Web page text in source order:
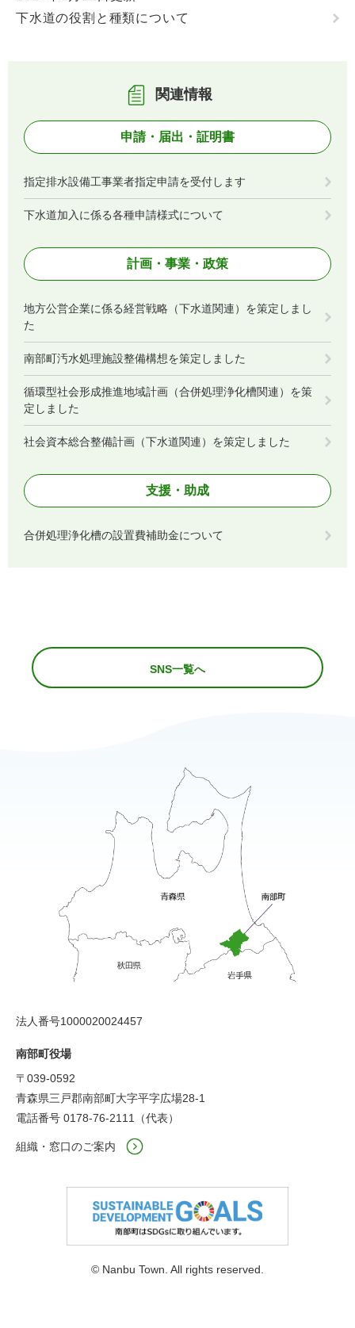
下水道の役割と種類について
関連情報
申請・届出・証明書
指定排水設備工事業者指定申請を受付します
下水道加入に係る各種申請様式について
計画・事業・政策
地方公営企業に係る経営戦略（下水道関連）を策定しまし
た
南部町汚水処理施設整備構想を策定しました
循環型社会形成推進地域計画（合併処理浄化槽関連）を策
定しました
社会資本総合整備計画（下水道関連）を策定しました
支援・助成
合併処理浄化槽の設置費補助金について
SNS一覧へ
法人番号1000020024457
南部町役場
〒039-0592
青森県三戸郡南部町大字平字広場28-1
電話番号 0178-76-2111（代表）
組織・窓口のご案内
© Nanbu Town. All rights reserved.